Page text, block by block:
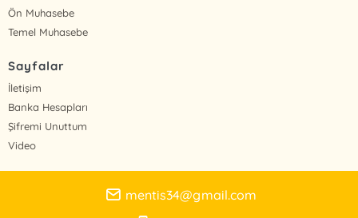
Ön Muhasebe
Temel Muhasebe
Sayfalar
İletişim
Banka Hesapları
Şifremi Unuttum
Video
mentis34@gmail.com